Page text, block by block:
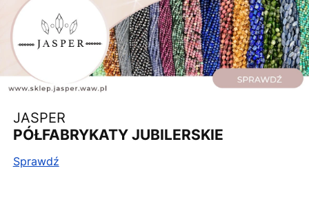
JASPER
PÓŁFABRYKATY JUBILERSKIE
Sprawdź